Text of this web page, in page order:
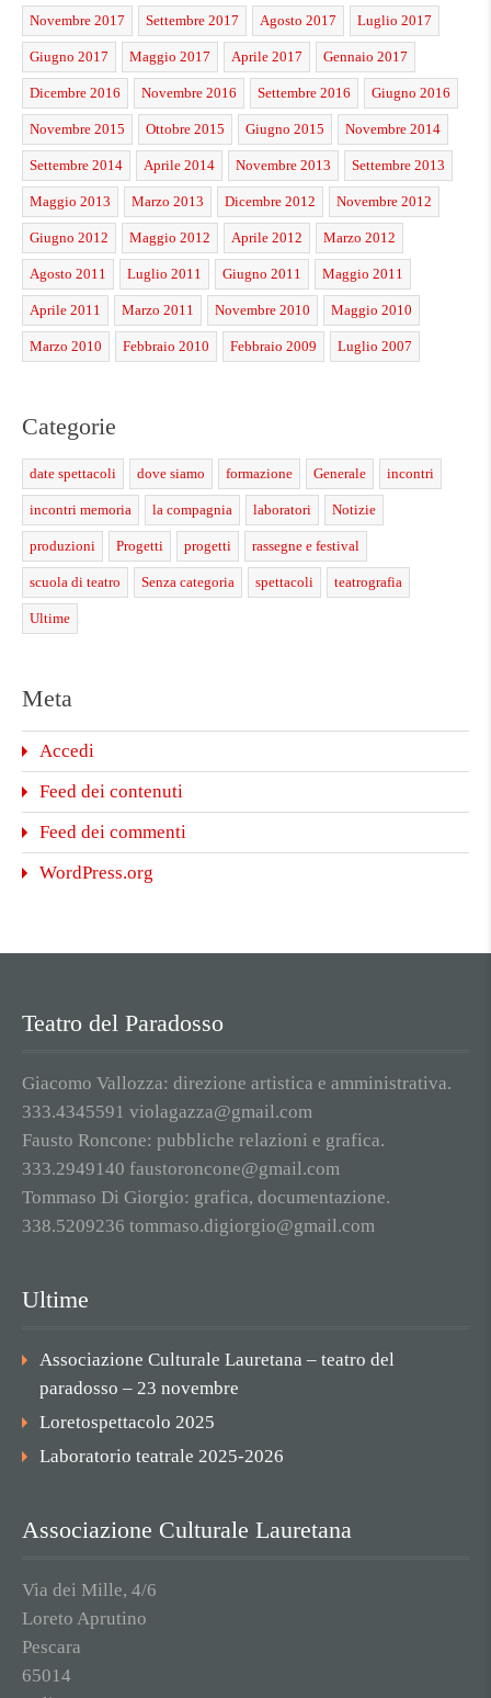
Novembre 2017 Settembre 2017 Agosto 2017 Luglio 2017
Giugno 2017 Maggio 2017 Aprile 2017 Gennaio 2017
Dicembre 2016 Novembre 2016 Settembre 2016 Giugno 2016
Novembre 2015 Ottobre 2015 Giugno 2015 Novembre 2014
Settembre 2014 Aprile 2014 Novembre 2013 Settembre 2013
Maggio 2013 Marzo 2013 Dicembre 2012 Novembre 2012
Giugno 2012 Maggio 2012 Aprile 2012 Marzo 2012
Agosto 2011 Luglio 2011 Giugno 2011 Maggio 2011
Aprile 2011 Marzo 2011 Novembre 2010 Maggio 2010
Marzo 2010 Febbraio 2010 Febbraio 2009 Luglio 2007
Categorie
date spettacoli dove siamo formazione Generale incontri
incontri memoria la compagnia laboratori Notizie
produzioni Progetti progetti rassegne e festival
scuola di teatro Senza categoria spettacoli teatrografia
Ultime
Meta
Accedi
Feed dei contenuti
Feed dei commenti
WordPress.org
Teatro del Paradosso
Giacomo Vallozza: direzione artistica e amministrativa.
333.4345591 violagazza@gmail.com
Fausto Roncone: pubbliche relazioni e grafica.
333.2949140 faustoroncone@gmail.com
Tommaso Di Giorgio: grafica, documentazione.
338.5209236 tommaso.digiorgio@gmail.com
Ultime
Associazione Culturale Lauretana – teatro del
paradosso – 23 novembre
Loretospettacolo 2025
Laboratorio teatrale 2025-2026
Associazione Culturale Lauretana
Via dei Mille, 4/6
Loreto Aprutino
Pescara
65014